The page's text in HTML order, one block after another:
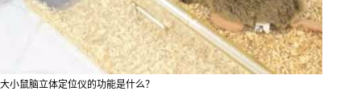
大小鼠脑立体定位仪的功能是什么？